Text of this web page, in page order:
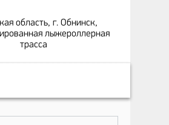
область, г. Обнинск,
лыжероллерная
трасса